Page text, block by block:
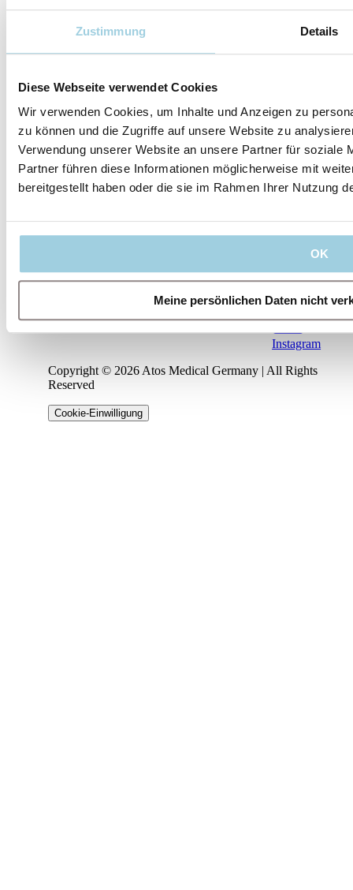
Zustimmung Details
Diese Webseite verwendet Cookies
Wir verwenden Cookies, um Inhalte und Anzeigen zu
zu können und die Zugriffe auf unsere Website zu
Verwendung unserer Website an unsere Partner für soziale
Partner führen diese Informationen möglicherweise mit
bereitgestellt haben oder die sie im Rahmen Ihrer Nutzung
OK
Meine persönlichen Daten nicht
Folgen Sie uns
Unsere
Leitlinien
RegulatorischesQualitätssicherungIFUCookie-
Hinweis
Unser
Unternehmen
Das sind
wirManagement-
Rechtliches
Folgen Sie uns
YouTube
Facebook
Instagram
Copyright © 2026 Atos Medical Germany | All Rights
Reserved
Cookie-Einwilligung